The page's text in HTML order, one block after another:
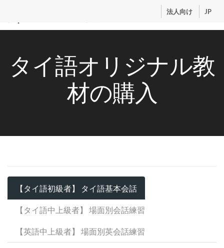
法人向け JP
サービス
コンテンツ
ログイン
タイ語オリジナル教
材の購入
【タイ語初級者】 タイ語基本会話
【タイ語中上級者】 場面別会話練習
【英語中上級者】 場面別英会話練習